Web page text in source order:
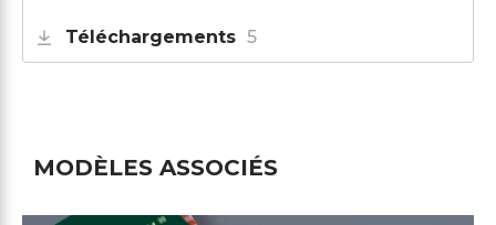
Téléchargements 5
MODÈLES ASSOCIÉS